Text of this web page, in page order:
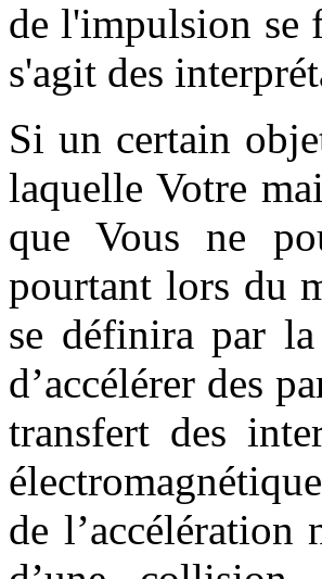
de l'impulsion se
s'agit des
Si un certain
laquelle Votre
que Vous ne
pourtant lors du
se définira par
d’accélérer des
transfert des
de l’accélération